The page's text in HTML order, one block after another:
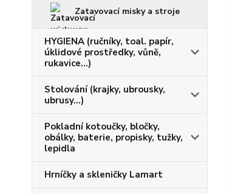
Zatavovací misky a stroje
HYGIENA (ručníky, toal. papír,
úklidové prostředky, vůně,
rukavice...)
Stolování (krajky, ubrousky,
ubrusy...)
Pokladní kotoučky, bločky,
obálky, baterie, propisky, tužky,
lepidla
Hrníčky a skleničky Lamart